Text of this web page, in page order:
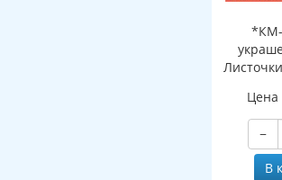
*КМ-
желтый
Цена
−
В